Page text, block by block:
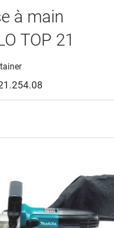
à main
TOP 21